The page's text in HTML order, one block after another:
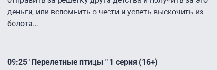
деньги, или вспомнить о чести и успеть выскочить из
болота…
09:25 "Перелетные птицы " 1 серия (16+)